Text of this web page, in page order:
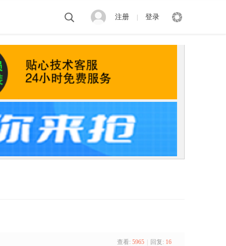
注册 登录
查看: 5965 | 回复: 16